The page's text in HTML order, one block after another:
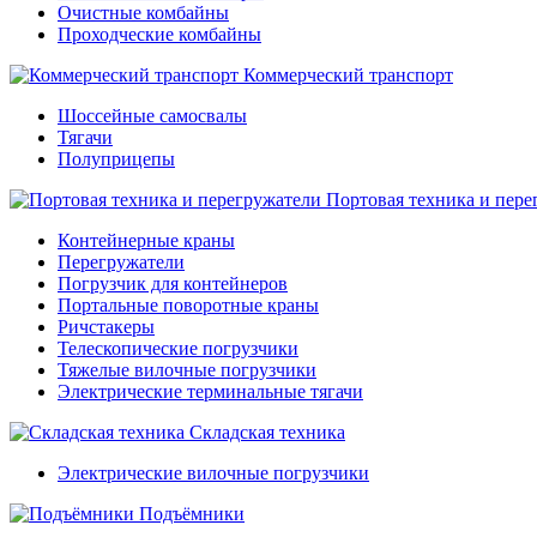
Очистные комбайны
Проходческие комбайны
Коммерческий транспорт
Шоссейные самосвалы
Тягачи
Полуприцепы
Портовая техника и
Контейнерные краны
Перегружатели
Погрузчик для контейнеров
Портальные поворотные краны
Ричстакеры
Телескопические погрузчики
Тяжелые вилочные погрузчики
Электрические терминальные тягачи
Складская техника
Электрические вилочные погрузчики
Подъёмники